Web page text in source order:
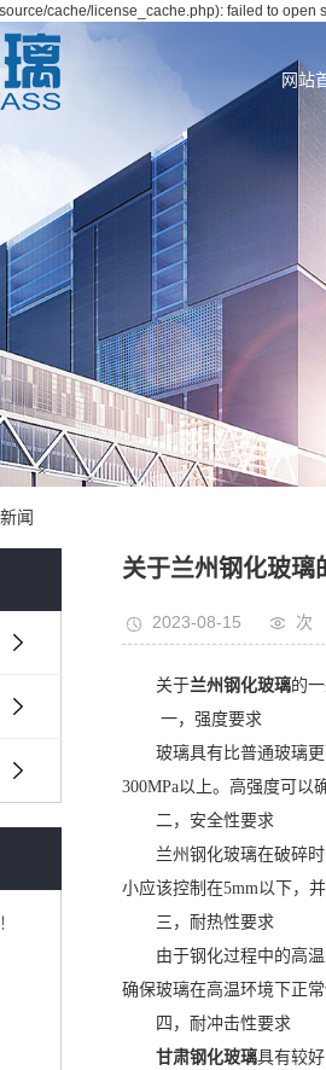
cache/license_cache.php): failed to
网站
闻
关于兰州钢化玻璃
2023-08-15 次
关于兰州钢化玻璃的
一，强度要求
玻璃具有比普通玻璃
300MPa以上。高强度可以
二，安全性要求
兰州钢化玻璃在破碎
小应该控制在5mm以下，
三，耐热性要求
由于钢化过程中的高
确保玻璃在高温环境下正
四，耐冲击性要求
甘肃钢化玻璃具有较